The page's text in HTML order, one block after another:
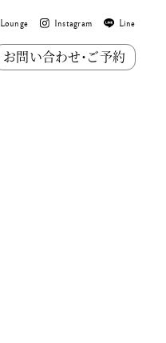
Lounge Instagram Line
お問い合わせ・ご予約